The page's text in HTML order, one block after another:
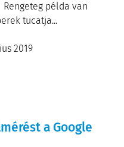
példa van
tucatja...
2019
a Google